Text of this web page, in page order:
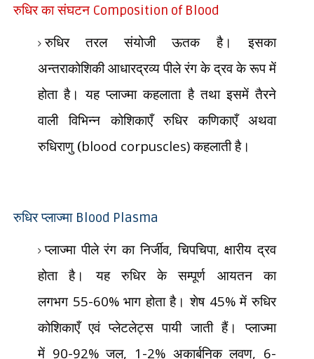
रुधिर का संघटन Composition of Blood
रुधिर तरल संयोजी ऊतक है। इसका
अन्तराकोशिकी आधारद्रव्य पीले रंग के द्रव के रूप में
होता है। यह प्लाज्मा कहलाता है तथा इसमें तैरने
वाली विभिन्न कोशिकाएँ रुधिर कणिकाएँ अथवा
रुधिराणु (blood corpuscles)कहलाती है।
रुधिर प्लाज्मा Blood Plasma
प्लाज्मा पीले रंग का निर्जीव,चिपचिपा,क्षारीय द्रव
होता है। यह रुधिर के सम्पूर्ण आयतन का
लगभग 55-60%भाग होता है। शेष 45%में रुधिर
कोशिकाएँ एवं प्लेटलेट्स पायी जाती हैं। प्लाज्मा
में 90-92%जल, 1-2% अकार्बनिक लवण, 6-